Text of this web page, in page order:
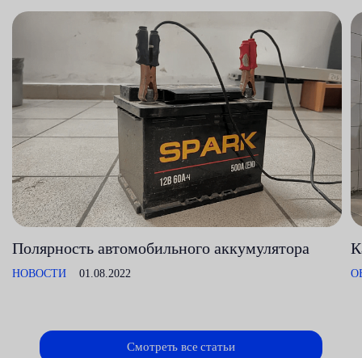
Полярность автомобильного аккумулятора
НОВОСТИ 01.08.2022
Смотреть все статьи